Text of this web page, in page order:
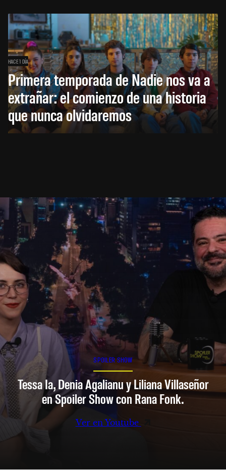
HACE 1 DÍA
Primera temporada de Nadie nos va a
extrañar: el comienzo de una historia
que nunca olvidaremos
SPOILER SHOW
Tessa Ia, Denia Agalianu y Liliana Villaseñor
en Spoiler Show con Rana Fonk.
Ver en Youtube